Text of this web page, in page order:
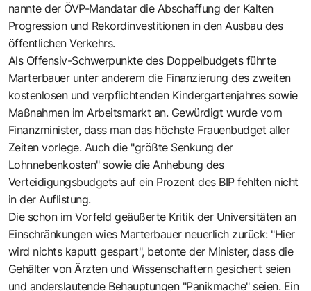
nannte der ÖVP-Mandatar die Abschaffung der Kalten
Progression und Rekordinvestitionen in den Ausbau des
öffentlichen Verkehrs.
Als Offensiv-Schwerpunkte des Doppelbudgets führte
Marterbauer unter anderem die Finanzierung des zweiten
kostenlosen und verpflichtenden Kindergartenjahres sowie
Maßnahmen im Arbeitsmarkt an. Gewürdigt wurde vom
Finanzminister, dass man das höchste Frauenbudget aller
Zeiten vorlege. Auch die "größte Senkung der
Lohnnebenkosten" sowie die Anhebung des
Verteidigungsbudgets auf ein Prozent des BIP fehlten nicht
in der Auflistung.
Die schon im Vorfeld geäußerte Kritik der Universitäten an
Einschränkungen wies Marterbauer neuerlich zurück: "Hier
wird nichts kaputt gespart", betonte der Minister, dass die
Gehälter von Ärzten und Wissenschaftern gesichert seien
und anderslautende Behauptungen "Panikmache" seien. Ein